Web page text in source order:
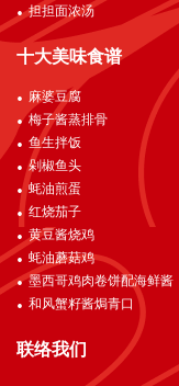
担担面浓汤
十大美味食谱
麻婆豆腐
梅子酱蒸排骨
鱼生拌饭
剁椒鱼头
蚝油煎蛋
红烧茄子
黄豆酱烧鸡
蚝油蘑菇鸡
墨西哥鸡肉卷饼配海鲜酱
和风蟹籽酱焗青口
联络我们